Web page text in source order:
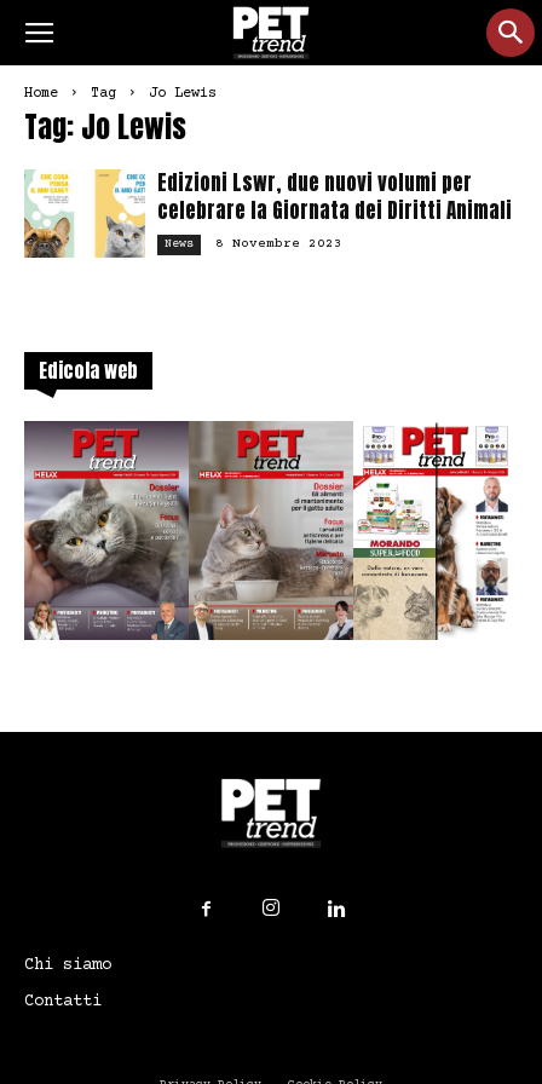
Home Tag Jo Lewis
Tag: Jo Lewis
Edizioni Lswr, due nuovi volumi per
celebrare la Giornata dei Diritti Animali
News 8 Novembre 2023
Edicola web
Chi siamo
Contatti